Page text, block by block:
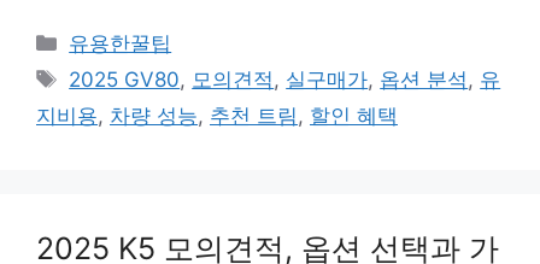
카
테
리
유용한꿀팁
태
그
2025 GV80, 모의견적 , 실구매가, 옵션 분석 , 유
지비용, 차량 성능, 추천 트림 , 할인 혜택
2025 K5 모의견적, 옵션 선택과 가